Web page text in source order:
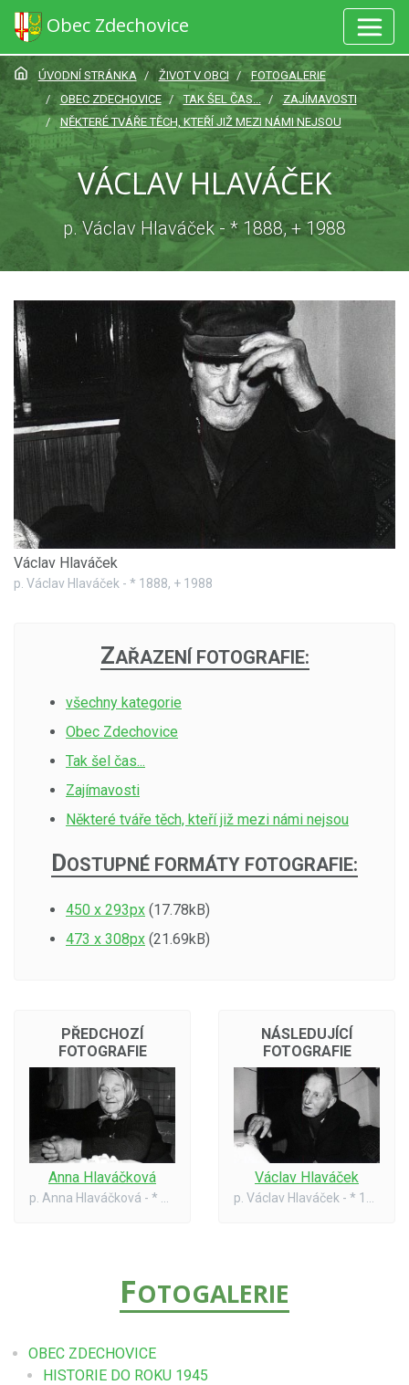
Obec Zdechovice
ÚVODNÍ STRÁNKA ŽIVOT V OBCI
FOTOGALERIE
OBEC ZDECHOVICE
TAK ŠEL ČAS...
ZAJÍMAVOSTI
NĚKTERÉ TVÁŘE TĚCH, KTEŘÍ JIŽ MEZI NÁMI NEJSOU
VÁCLAV HLAVÁČEK
p. Václav Hlaváček - * 1888, + 1988
Václav Hlaváček
p. Václav Hlaváček - * 1888, + 1988
ZAŘAZENÍ FOTOGRAFIE:
všechny kategorie
Obec Zdechovice
Tak šel čas...
Zajímavosti
Některé tváře těch, kteří již mezi námi nejsou
DOSTUPNÉ FORMÁTY FOTOGRAFIE:
450 x 293px (17.78kB)
473 x 308px (21.69kB)
PŘEDCHOZÍ
FOTOGRAFIE
Anna Hlaváčková
NÁSLEDUJÍCÍ
FOTOGRAFIE
Václav Hlaváček
FOTOGALERIE
OBEC ZDECHOVICE
HISTORIE DO ROKU 1945